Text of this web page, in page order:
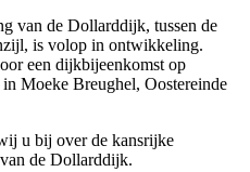
van de Dollarddijk, tussen de
is volop in ontwikkeling.
een dijkbijeenkomst op
Moeke Breughel, Oostereinde
u bij over de kansrijke
de Dollarddijk.